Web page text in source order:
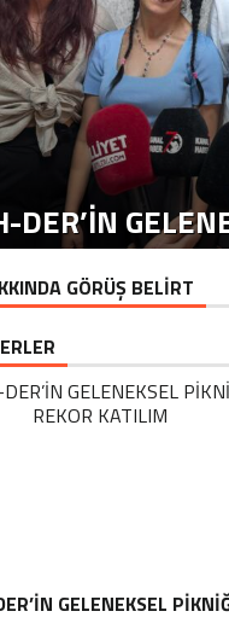
DER’IN
GÖRÜŞ BELİRT
GELENEKSEL